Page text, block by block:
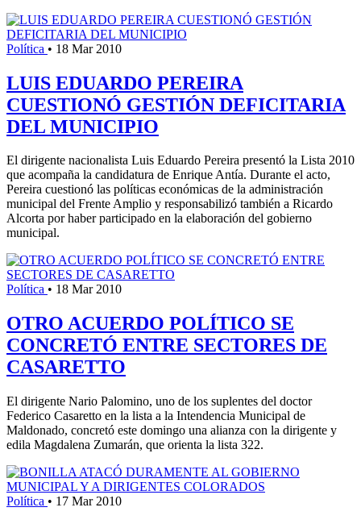
Política • 18 Mar 2010
LUIS EDUARDO PEREIRA
CUESTIONÓ GESTIÓN DEFICITARIA
DEL MUNICIPIO
El dirigente nacionalista Luis Eduardo Pereira presentó la Lista 2010
que acompaña la candidatura de Enrique Antía. Durante el acto,
Pereira cuestionó las políticas económicas de la administración
municipal del Frente Amplio y responsabilizó también a Ricardo
Alcorta por haber participado en la elaboración del gobierno
municipal.
Política • 18 Mar 2010
OTRO ACUERDO POLÍTICO SE
CONCRETÓ ENTRE SECTORES DE
CASARETTO
El dirigente Nario Palomino, uno de los suplentes del doctor
Federico Casaretto en la lista a la Intendencia Municipal de
Maldonado, concretó este domingo una alianza con la dirigente y
edila Magdalena Zumarán, que orienta la lista 322.
Política • 17 Mar 2010